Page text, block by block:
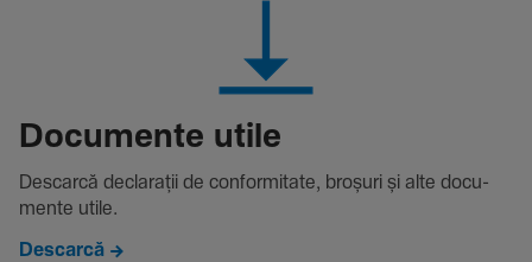
Docu­mente utile
Descarcă decla­rații de conformitate, broșuri și alte docu­
mente utile.
Descarcă